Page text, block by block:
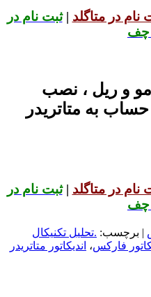
نام در متاگلد |ثبت نام در
چف
و ریل ، نصب
به متاتریدر
نام در متاگلد |ثبت نام در
چف
| برچسب: .تحلیل تکنیکال
فارکس، اندیکاتور متاتریدر